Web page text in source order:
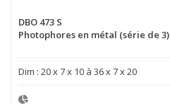
DBO 473 S
Photophores en métal (série de 3)
Dim : 20 x 7 x 10 à 36 x 7 x 20